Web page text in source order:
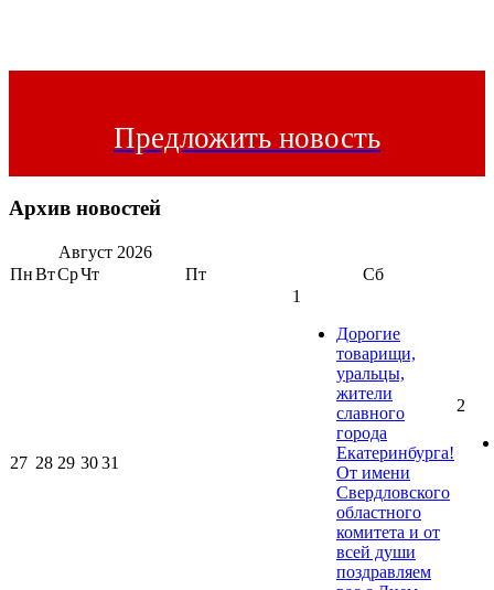
Предложить новость
Архив новостей
Август 2026
ПнВтСрЧт Пт Сб
27 28 29 3031
1
Дорогие
товарищи,
уральцы,
жители
славного
города
Екатеринбурга!
От имени
Свердловского
областного
комитета и от
всей души
поздравляем
2